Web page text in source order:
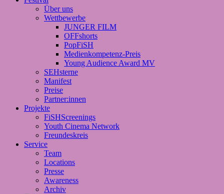
Über uns
Wettbewerbe
JUNGER FILM
OFFshorts
PopFiSH
Medienkompetenz-Preis
Young Audience Award MV
SEHsterne
Manifest
Preise
Partner:innen
Projekte
FiSHScreenings
Youth Cinema Network
Freundeskreis
Service
Team
Locations
Presse
Awareness
Archiv